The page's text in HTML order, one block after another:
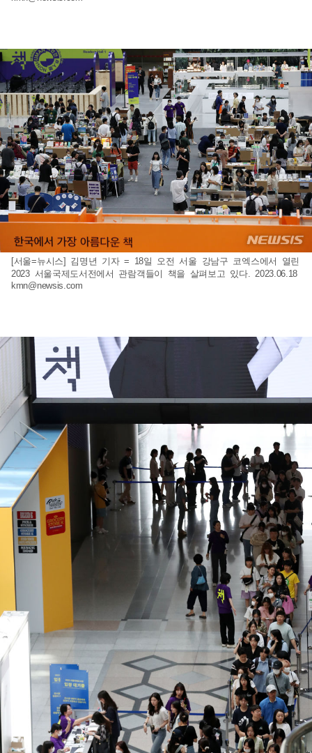
[서울=뉴시스] 김명년 기자 = 18일 오전 서울 강남구 코엑스에서 열린
2023 서울국제도서전에서 관람객들이 책을 살펴보고 있다. 2023.06.18
kmn@newsis.com